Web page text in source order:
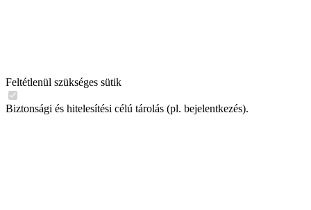
Feltétlenül szükséges sütik
Biztonsági és hitelesítési célú tárolás (pl. bejelentkezés).